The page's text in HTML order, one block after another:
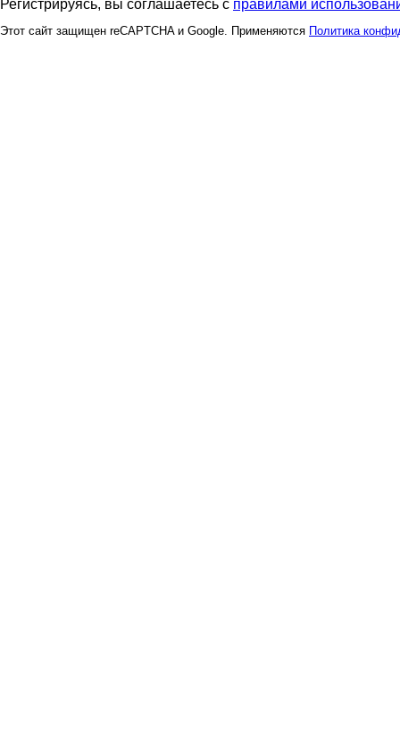
Регистрируясь, вы соглашаетесь с правилами
Этот сайт защищен reCAPTCHA и Google. Применяются Политика